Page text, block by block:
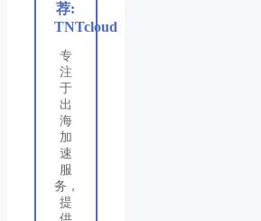
荐:
TNTcloud
专
注
于
出
海
加
速
服
务，
提